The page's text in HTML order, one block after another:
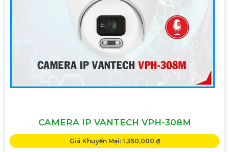
CAMERA IP VANTECH VPH-308M
Giá Khuyến Mại: 1,350,000 ₫